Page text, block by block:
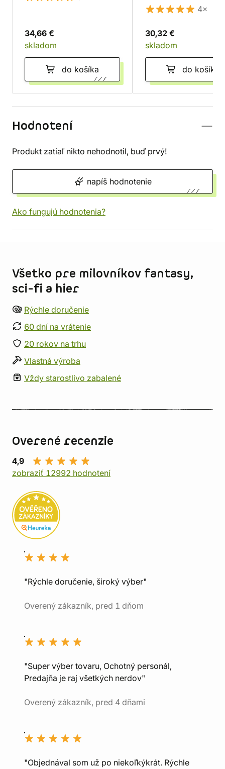
34,66 €
skladom
do košíka
4×
30,32 €
skladom
do košíka
Hodnotení
Produkt zatiaľ nikto nehodnotil, buď prvý!
napíš hodnotenie
Ako fungujú hodnotenia?
Všetko pre milovníkov fantasy,
sci-fi a hier
Rýchle doručenie
60 dní na vrátenie
20 rokov na trhu
Vlastná výroba
Vždy starostlivo zabalené
Overené recenzie
4,9
zobraziť 12992 hodnotení
"Rýchle doručenie, široký výber"
Overený zákazník, pred 1 dňom
"Super výber tovaru, Ochotný personál,
Predajňa je raj všetkých nerdov"
Overený zákazník, pred 4 dňami
"Objednával som už po niekoľkýkrát. Rýchle